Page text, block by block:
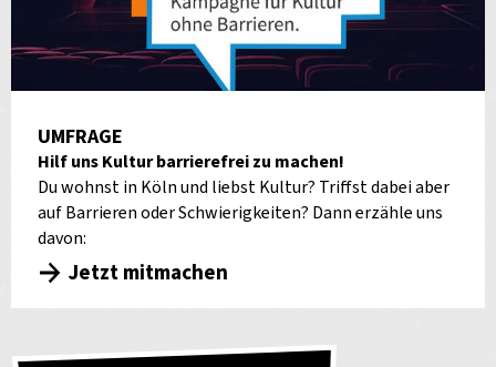
UMFRAGE
Hilf uns Kultur barrierefrei zu machen!
Du wohnst in Köln und liebst Kultur? Triffst dabei aber
auf Barrieren oder Schwierigkeiten? Dann erzähle uns
davon:
Jetzt mitmachen